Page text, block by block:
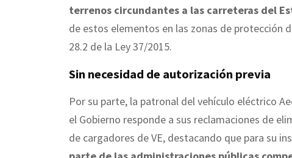
terrenos circundantes a las carreteras del
de estos elementos en las zonas de protección
28.2 de la Ley 37/2015.
Sin necesidad de autorización previa
Por su parte, la patronal del vehículo eléctrico
el Gobierno responde a sus reclamaciones de
de cargadores de VE, destacando que para su